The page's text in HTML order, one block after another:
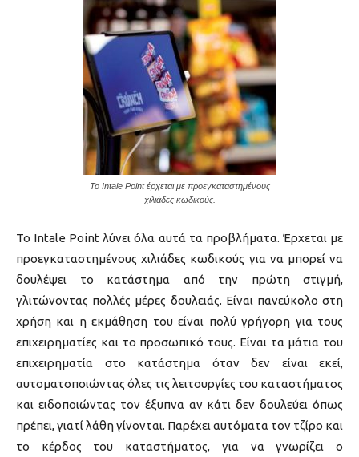
Το Intale Point έρχεται με προεγκαταστημένους
χιλιάδες κωδικούς.
Το Intale Point λύνει όλα αυτά τα προβλήματα. Έρχεται με
προεγκαταστημένους χιλιάδες κωδικούς για να μπορεί να
δουλέψει το κατάστημα από την πρώτη στιγμή,
γλιτώνοντας πολλές μέρες δουλειάς. Είναι πανεύκολο στη
χρήση και η εκμάθηση του είναι πολύ γρήγορη για τους
επιχειρηματίες και το προσωπικό τους. Είναι τα μάτια του
επιχειρηματία στο κατάστημα όταν δεν είναι εκεί,
αυτοματοποιώντας όλες τις λειτουργίες του καταστήματος
και ειδοποιώντας τον έξυπνα αν κάτι δεν δουλεύει όπως
πρέπει, γιατί λάθη γίνονται. Παρέχει αυτόματα τον τζίρο και
το κέρδος του καταστήματος, για να γνωρίζει ο